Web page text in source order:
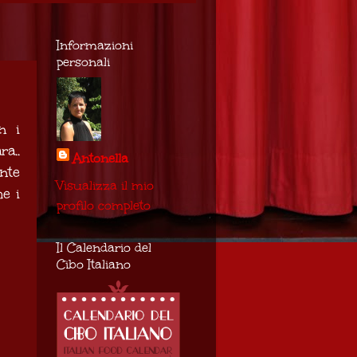
i
i
Informazioni
personali
Antonella
Visualizza il mio
profilo completo
Il Calendario del
Cibo Italiano